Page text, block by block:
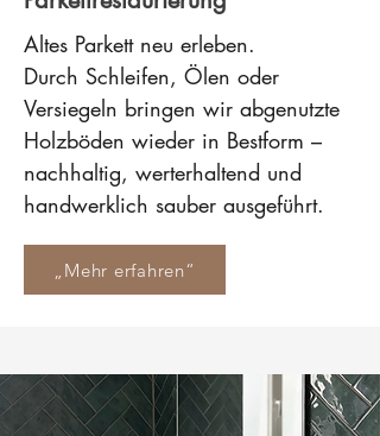
Altes Parkett neu erleben.
Durch Schleifen, Ölen oder
Versiegeln bringen wir abgenutzte
Holzböden wieder in Bestform –
nachhaltig, werterhaltend und
handwerklich sauber ausgeführt.
„Mehr erfahren“